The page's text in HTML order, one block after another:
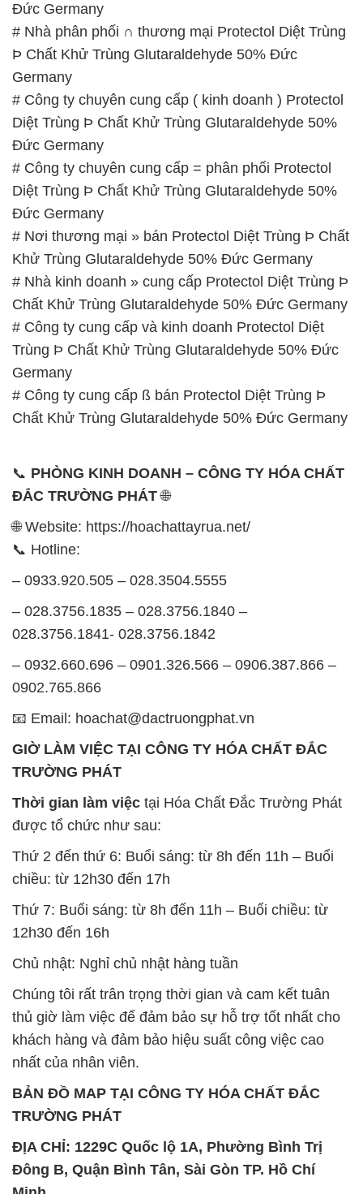
Đức Germany
# Nhà phân phối ∩ thương mại Protectol Diệt Trùng
Þ Chất Khử Trùng Glutaraldehyde 50% Đức
Germany
# Công ty chuyên cung cấp ( kinh doanh ) Protectol
Diệt Trùng Þ Chất Khử Trùng Glutaraldehyde 50%
Đức Germany
# Công ty chuyên cung cấp = phân phối Protectol
Diệt Trùng Þ Chất Khử Trùng Glutaraldehyde 50%
Đức Germany
# Nơi thương mại » bán Protectol Diệt Trùng Þ Chất
Khử Trùng Glutaraldehyde 50% Đức Germany
# Nhà kinh doanh » cung cấp Protectol Diệt Trùng Þ
Chất Khử Trùng Glutaraldehyde 50% Đức Germany
# Công ty cung cấp và kinh doanh Protectol Diệt
Trùng Þ Chất Khử Trùng Glutaraldehyde 50% Đức
Germany
# Công ty cung cấp ß bán Protectol Diệt Trùng Þ
Chất Khử Trùng Glutaraldehyde 50% Đức Germany
📞 PHÒNG KINH DOANH – CÔNG TY HÓA CHẤT
ĐẮC TRƯỜNG PHÁT🌐
🌐 Website: https://hoachattayrua.net/
📞 Hotline:
– 0933.920.505 – 028.3504.5555
– 028.3756.1835 – 028.3756.1840 –
028.3756.1841- 028.3756.1842
– 0932.660.696 – 0901.326.566 – 0906.387.866 –
0902.765.866
📧 Email: hoachat@dactruongphat.vn
GIỜ LÀM VIỆC TẠI CÔNG TY HÓA CHẤT ĐẮC
TRƯỜNG PHÁT
Thời gian làm việc tại Hóa Chất Đắc Trường Phát
được tổ chức như sau:
Thứ 2 đến thứ 6: Buổi sáng: từ 8h đến 11h – Buổi
chiều: từ 12h30 đến 17h
Thứ 7: Buổi sáng: từ 8h đến 11h – Buổi chiều: từ
12h30 đến 16h
Chủ nhật: Nghỉ chủ nhật hàng tuần
Chúng tôi rất trân trọng thời gian và cam kết tuân
thủ giờ làm việc để đảm bảo sự hỗ trợ tốt nhất cho
khách hàng và đảm bảo hiệu suất công việc cao
nhất của nhân viên.
BẢN ĐỒ MAP TẠI CÔNG TY HÓA CHẤT ĐẮC
TRƯỜNG PHÁT
ĐỊA CHỈ: 1229C Quốc lộ 1A, Phường Bình Trị
Đông B, Quận Bình Tân, Sài Gòn TP. Hồ Chí